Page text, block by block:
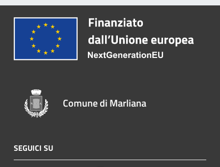
Comune di Marliana
SEGUICI SU